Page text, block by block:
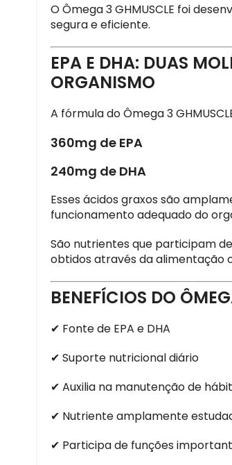
O Ômega 3 GHMUSCLE foi
segura e eficiente.
EPA E DHA: DUAS
ORGANISMO
A fórmula do Ômega 3
360mg de EPA
240mg de DHA
Esses ácidos graxos são
funcionamento adequado do
São nutrientes que participam
obtidos através da alimentação
BENEFÍCIOS DO
✔ Fonte de EPA e DHA
✔ Suporte nutricional diário
✔ Auxilia na manutenção de
✔ Nutriente amplamente
✔ Participa de funções